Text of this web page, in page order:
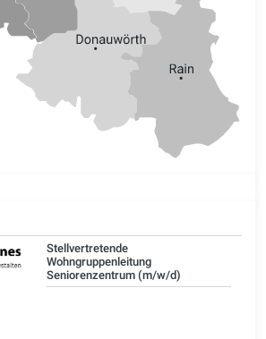
Stellvertretende
Wohngruppenleitung
Seniorenzentrum (m/w/d)